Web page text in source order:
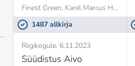
Finest Green, Karel Marcus Haav
1487 allkirja
Riigikogule 6.11.2023
Süüdistus Aivo